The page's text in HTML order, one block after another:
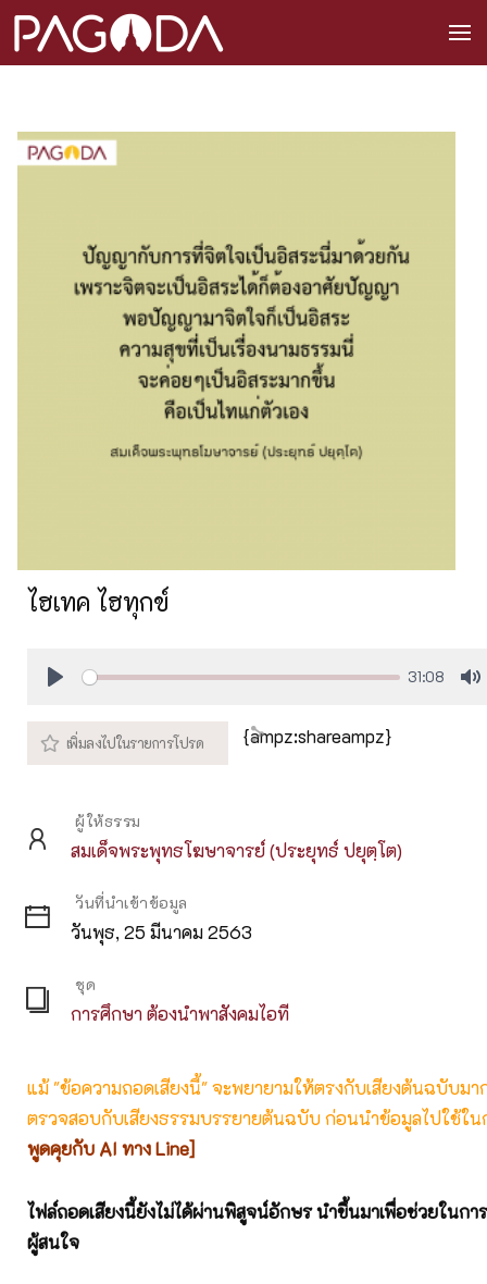
ไฮเทค ไฮทุกข์
31:08
{ampz:shareampz}
ผู้ให้ธรรม
สมเด็จพระพุทธโฆษาจารย์ (ประยุทธ์ ปยุตฺโต)
วันที่นำเข้าข้อมูล
วันพุธ, 25 มีนาคม 2563
ชุด
การศึกษา ต้องนำพาสังคมไอที
แม้ "ข้อความถอดเสียงนี้" จะพยายามให้ตรงกับเสียงต้นฉบับม
ตรวจสอบกับเสียงธรรมบรรยายต้นฉบับ ก่อนนำข้อมูลไปใช้ใน
พูดคุยกับ AI ทาง Line]
ไฟล์ถอดเสียงนี้ยังไม่ได้ผ่านพิสูจน์อักษร นำขึ้นมาเพื่อช่วยในก
ผู้สนใจ